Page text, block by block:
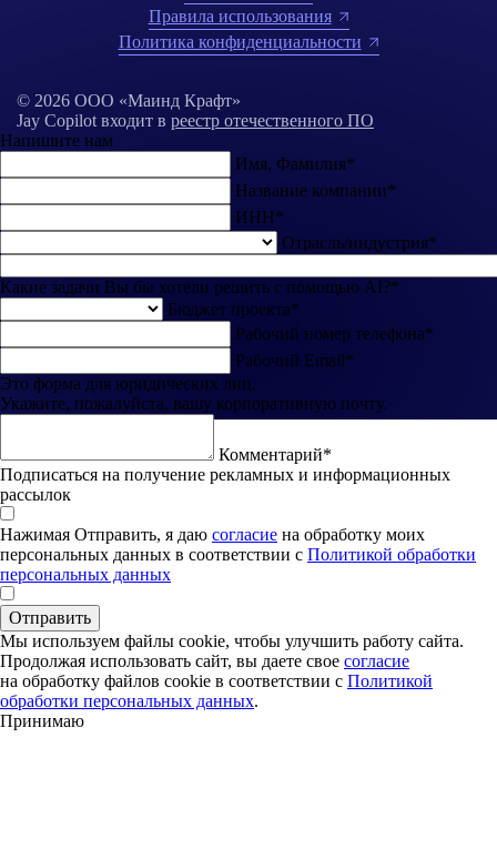
Правила использования
Политика конфиденциальности
© 2026 ООО «Маинд Крафт»
Jay Copilot входит в реестр отечественного ПО
Напишите нам
Имя, Фамилия*
Название компании*
ИНН*
Отрасль/индустрия*
Какие задачи Вы бы хотели решить с помощью AI?*
Бюджет проекта*
Рабочий номер телефона*
Рабочий Email*
Это форма для юридических лиц.
Укажите, пожалуйста, вашу корпоративную почту.
Комментарий*
Подписаться на получение рекламных и информационных
рассылок
Нажимая Отправить, я даю согласие на обработку моих
персональных данных в соответствии с Политикой обработки
персональных данных
Отправить
Мы используем файлы cookie, чтобы улучшить работу сайта.
Продолжая использовать сайт, вы даете свое согласие
на обработку файлов cookie в соответствии с Политикой
обработки персональных данных.
Принимаю